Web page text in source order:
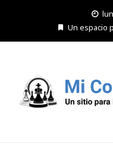
Un espacio